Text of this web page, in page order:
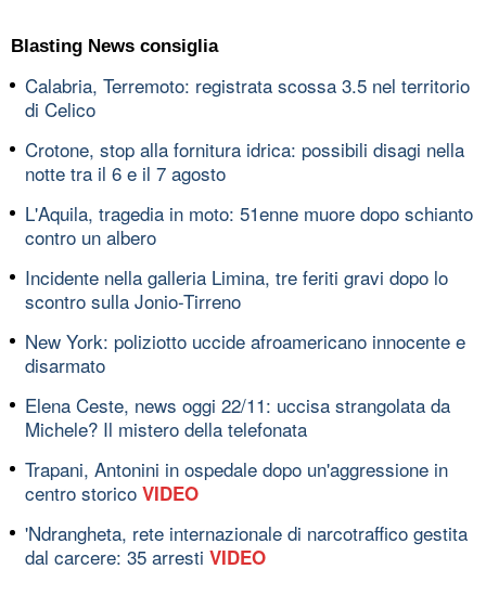
Blasting News consiglia
Calabria, Terremoto: registrata scossa 3.5 nel territorio
di Celico
Crotone, stop alla fornitura idrica: possibili disagi nella
notte tra il 6 e il 7 agosto
L'Aquila, tragedia in moto: 51enne muore dopo schianto
contro un albero
Incidente nella galleria Limina, tre feriti gravi dopo lo
scontro sulla Jonio-Tirreno
New York: poliziotto uccide afroamericano innocente e
disarmato
Elena Ceste, news oggi 22/11: uccisa strangolata da
Michele? Il mistero della telefonata
Trapani, Antonini in ospedale dopo un'aggressione in
centro storico VIDEO
'Ndrangheta, rete internazionale di narcotraffico gestita
dal carcere: 35 arresti VIDEO